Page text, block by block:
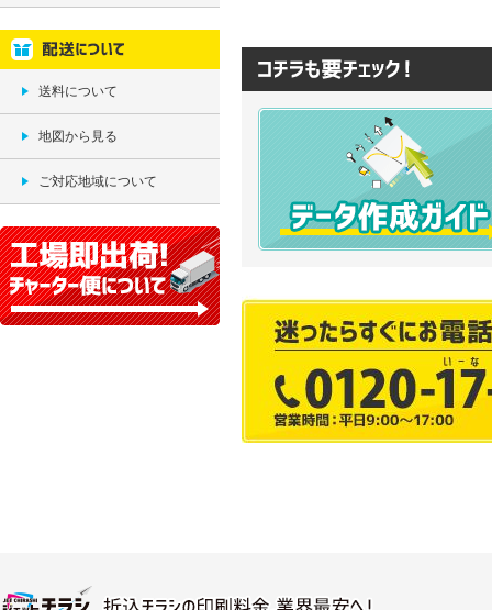
送料について
地図から見る
ご対応地域について